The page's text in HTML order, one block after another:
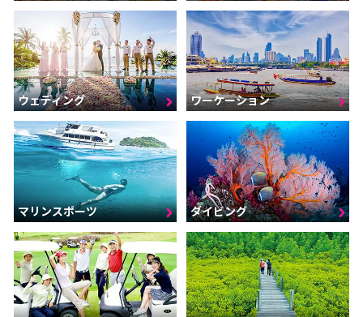
ウェディング ワーケーション
マリンスポーツ ダイビング